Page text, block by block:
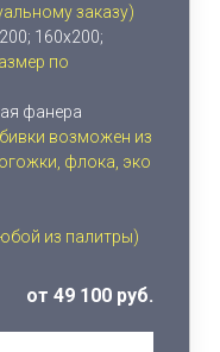
заказу)
160х200;
по
фанера
возможен из
флока, эко
из палитры)
от 49 100 руб.